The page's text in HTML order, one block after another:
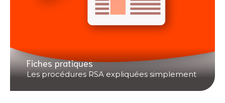
Fiches pratiques
Les procédures RSA expliquées simplement